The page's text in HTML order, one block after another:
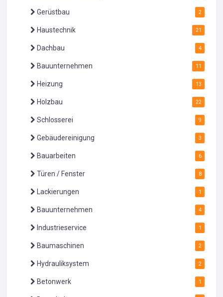
Gerüstbau 2
Haustechnik 21
Dachbau 4
Bauunternehmen 11
Heizung 13
Holzbau 22
Schlosserei 9
Gebäudereinigung 3
Bauarbeiten 6
Türen / Fenster 8
Lackierungen 1
Bauunternehmen 4
Industrieservice 1
Baumaschinen 2
Hydrauliksystem 2
Betonwerk 1